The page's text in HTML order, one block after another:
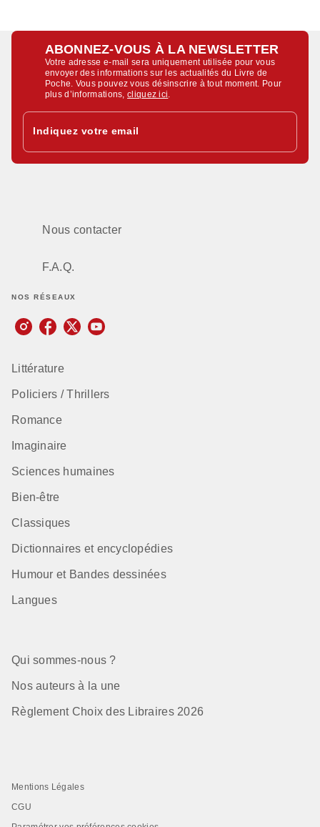
ABONNEZ-VOUS À LA NEWSLETTER
Votre adresse e-mail sera uniquement utilisée pour vous
envoyer des informations sur les actualités du Livre de
Poche. Vous pouvez vous désinscrire à tout moment. Pour
plus d’informations,cliquez ici
Indiquez votre email
Nous contacter
F.A.Q.
NOS RÉSEAUX
Littérature
Policiers / Thrillers
Romance
Imaginaire
Sciences humaines
Bien-être
Classiques
Dictionnaires et encyclopédies
Humour et Bandes dessinées
Langues
Qui sommes-nous ?
Nos auteurs à la une
Règlement Choix des Libraires 2026
Mentions Légales
CGU